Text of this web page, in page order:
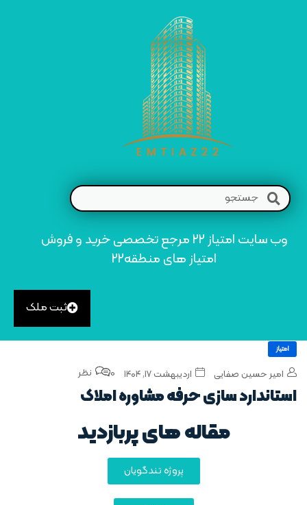
وب سایت امتیاز 22 مرجع تخصصی خرید و فروش
امتیاز های منطقه22
ثبت ملک
امتیاز
امیر حسین صفایی اردیبهشت ۱۷, ۱۴۰۴ 0 نظر
استاندارد سازی حرفه مشاوره املاک
مقاله های پربازدید
پروژه تندگویان